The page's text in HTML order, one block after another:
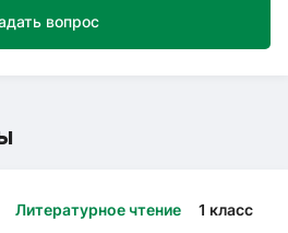
вопрос
Литературное чтение 1 класс